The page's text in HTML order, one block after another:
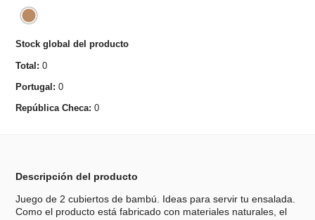
Stock global del producto
Total: 0
Portugal: 0
República Checa: 0
Descripción del producto
Juego de 2 cubiertos de bambú. Ideas para servir tu ensalada.
Como el producto está fabricado con materiales naturales, el